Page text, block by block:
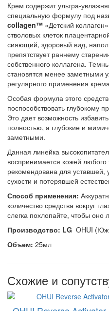
Крем содержит ультра-
специальную формулу под
collagen™ «Детский
стволовых клеток
сияющий, здоровый вид,
препятствует раннему
собственного коллагена.
становятся менее заметными
регулярного применения
Особая формула этого
поспособствовать глубокому
Это дает возможность
полностью, а глубокие и
заметными.
Данная линейка
воспринимается кожей
рекомендована для
сухости и потерявшей
Способ применения:
количество средства вокруг
слегка похлопайте, чтобы оно
Производство: LG OHUI
Объем: 25мл
Схожие и